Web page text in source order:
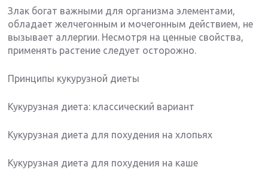
Злак богат важными для организма элементами,
обладает желчегонным и мочегонным действием, не
вызывает аллергии. Несмотря на ценные свойства,
применять растение следует осторожно.
Принципы кукурузной диеты
Кукурузная диета: классический вариант
Кукурузная диета для похудения на хлопьях
Кукурузная диета для похудения на каше